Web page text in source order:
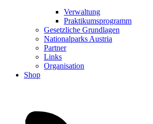
Verwaltung
Praktikumsprogramm
Gesetzliche Grundlagen
Nationalparks Austria
Partner
Links
Organisation
Shop